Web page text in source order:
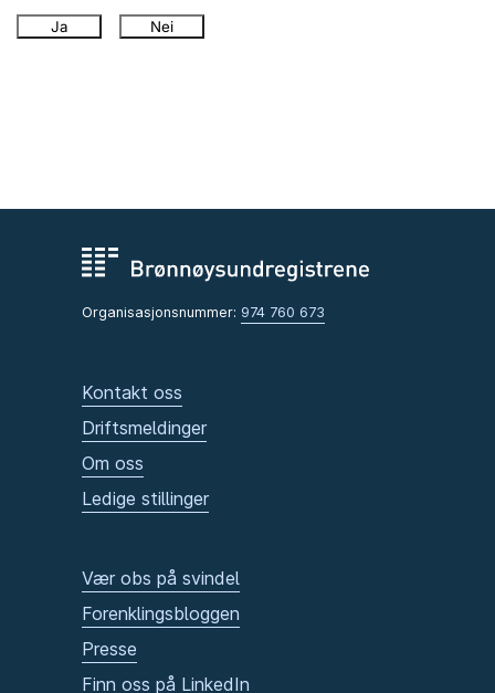
Ja Nei
Organisasjonsnummer: 974 760 673
Kontakt oss
Driftsmeldinger
Om oss
Ledige stillinger
Vær obs på svindel
Forenklingsbloggen
Presse
Finn oss på LinkedIn